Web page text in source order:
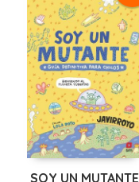
SOY UN MUTANTE